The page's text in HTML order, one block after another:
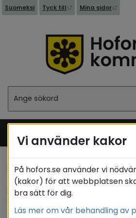
Suomeksi Tyck till Länk till annan
Mina sidor Länk
Startsida Kommun & politik
/ Förtroendevalda / Matrikel
Vi använder kakor
På hofors.se använder vi
(kakor) för att webbplatsen
bra sätt för dig.
Läs mer om vår behandling av